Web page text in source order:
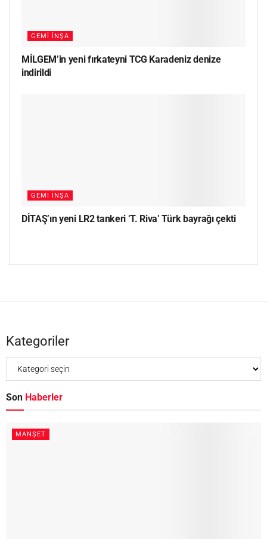
GEMI İNŞA
MİLGEM’in yeni fırkateyni TCG Karadeniz denize
indirildi
GEMI İNŞA
DİTAŞ’ın yeni LR2 tankeri ‘T. Riva’ Türk bayrağı çekti
Kategoriler
Son Haberler
MANŞET